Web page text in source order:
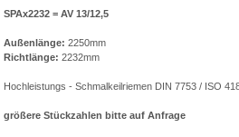
SPAx2232 = AV 13/12,5
Außenlänge: 2250mm
Richtlänge: 2232mm
Hochleistungs - Schmalkeilriemen DIN 7753 / ISO
größere Stückzahlen bitte auf Anfrage